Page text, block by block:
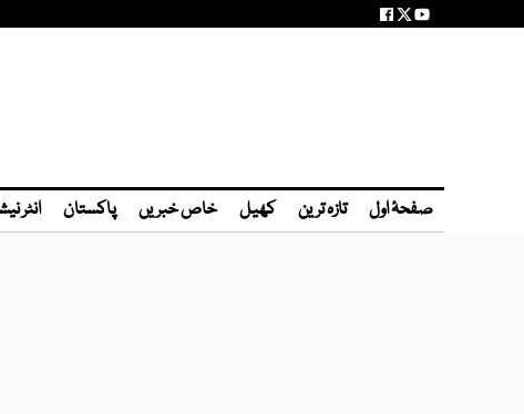
صفحۂ اول تازہ ترین کھیل خاص خبریں پاکستان انٹر